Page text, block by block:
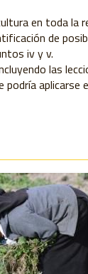
en toda la
de
iv y v.
las
podría aplicarse